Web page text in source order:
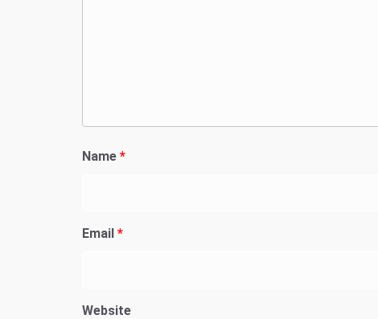
Name *
Email *
Website